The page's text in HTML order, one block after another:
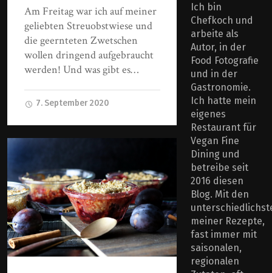
Am Freitag war ich auf meiner
geliebten Streuobstwiese und
die geernteten Zwetschen
wollen dringend aufgebraucht
werden! Und was gibt es…
7. September 2020
Ich bin
Chefkoch und
arbeite als
Autor, in der
Food Fotografie
und in der
Gastronomie.
Ich hatte mein
eigenes
Restaurant für
Vegan Fine
Dining und
betreibe seit
2016 diesen
Blog. Mit den
meiner Rezepte,
fast immer mit
saisonalen,
regionalen